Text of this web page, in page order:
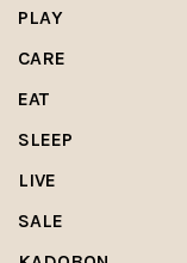
PLAY
CARE
EAT
SLEEP
LIVE
SALE